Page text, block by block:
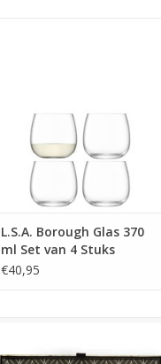
L.S.A. Borough Glas 370
ml Set van 4 Stuks
€40,95